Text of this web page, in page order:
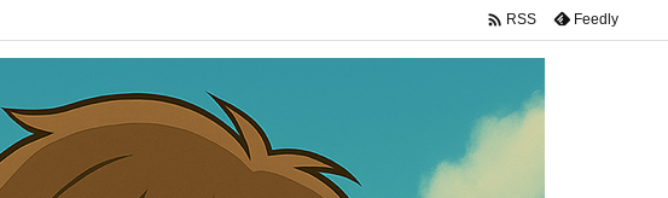
 RSS Feedly